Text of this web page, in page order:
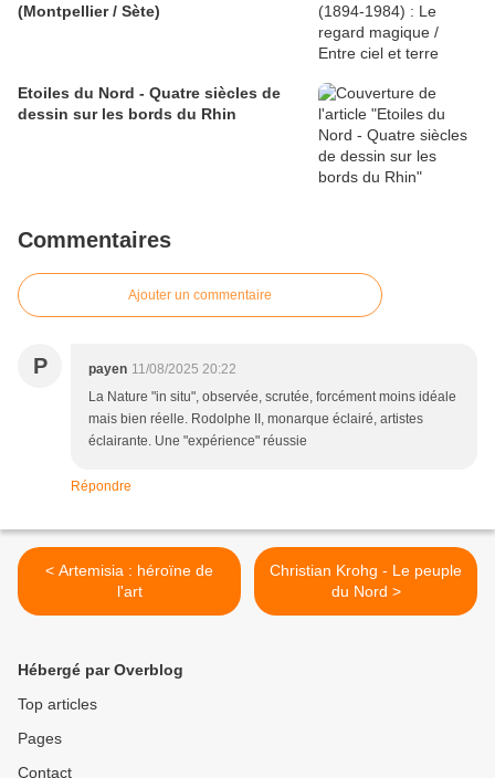
(Montpellier / Sète)
Etoiles du Nord - Quatre siècles de
dessin sur les bords du Rhin
Commentaires
Ajouter un commentaire
P payen 11/08/2025 20:22
La Nature "in situ", observée, scrutée, forcément moins idéale
mais bien réelle. Rodolphe II, monarque éclairé, artistes
éclairante. Une "expérience" réussie
Répondre
< Artemisia : héroïne de
l'art
Christian Krohg - Le peuple
du Nord >
Hébergé par Overblog
Top articles
Pages
Contact